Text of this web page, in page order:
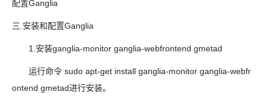
配置Ganglia
三.安装和配置Ganglia
1.安装ganglia-monitor ganglia-webfrontend gmetad
运行命令 sudo apt-get install ganglia-monitor ganglia-webfr
ontend gmetad进行安装。